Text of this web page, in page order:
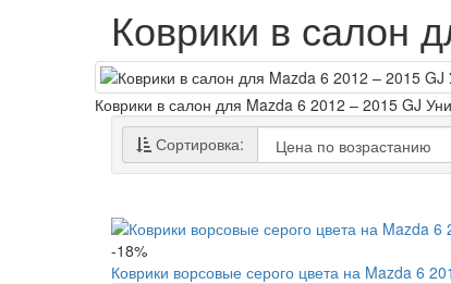
Коврики в салон
Коврики в салон для Mazda 6 2012 – 2015 GJ
Сортировка:
-18%
Коврики ворсовые серого цвета на Mazda 6